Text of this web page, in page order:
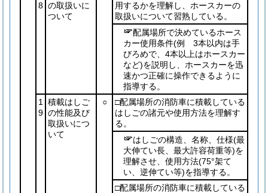
8 の取扱いに
ついて
用するかを理解し、ホースカーの
取扱いについて習熟している。
配属場所で決めているホース
カー使用条件(例 3本以内は手
びろめで、4本以上はホースカー
など)を説明し、ホースカーを迅
速かつ正確に操作できるように
指導する。
1
9
積載はしご
の性能及び
取扱いにつ
いて
○
□配属場所の消防車に積載している
はしごの諸元や使用方法を理解す
る。
はしごの構造、名称、仕様(最
大伸てい長、最大許容荷重等)を
理解させ、使用方法(75°架て
い、逆伸てい等)を指導する。
□配属場所の消防車に積載している